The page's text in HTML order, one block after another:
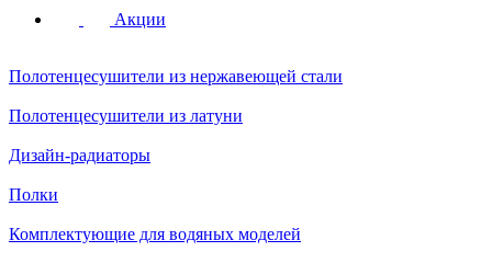
Акции
Полотенцесушители из нержавеющей стали
Полотенцесушители из латуни
Дизайн-радиаторы
Полки
Комплектующие для водяных моделей